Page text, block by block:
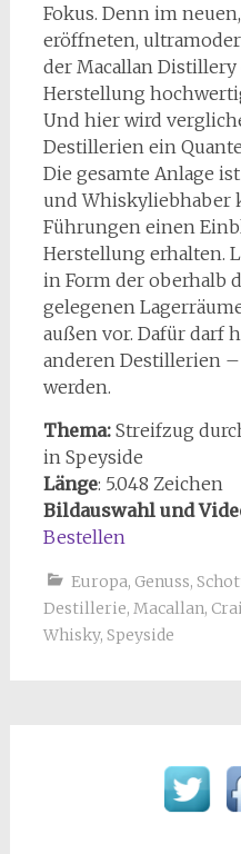
Fokus. Denn im
eröffneten,
der Macallan
Herstellung
Und hier wird
Destillerien ein
Die gesamte Anlage
und Whiskyliebhaber
Führungen einen
Herstellung erhalten.
in Form der oberhalb
gelegenen
außen vor. Dafür darf
anderen Destillerien
werden.
Thema:Streifzug
in Speyside
Länge: 5.048 Zeichen
Bildauswahl und
Bestellen
Europa, Genuss,
Destillerie, Macallan,
Whisky, Speyside